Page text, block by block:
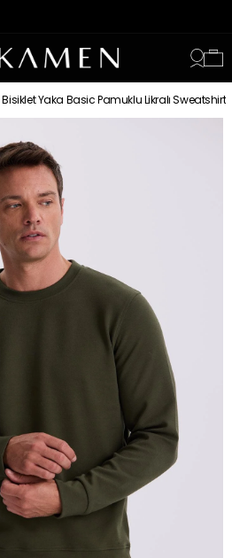
Bisiklet Yaka Basic Pamuklu Likralı Sweatshirt